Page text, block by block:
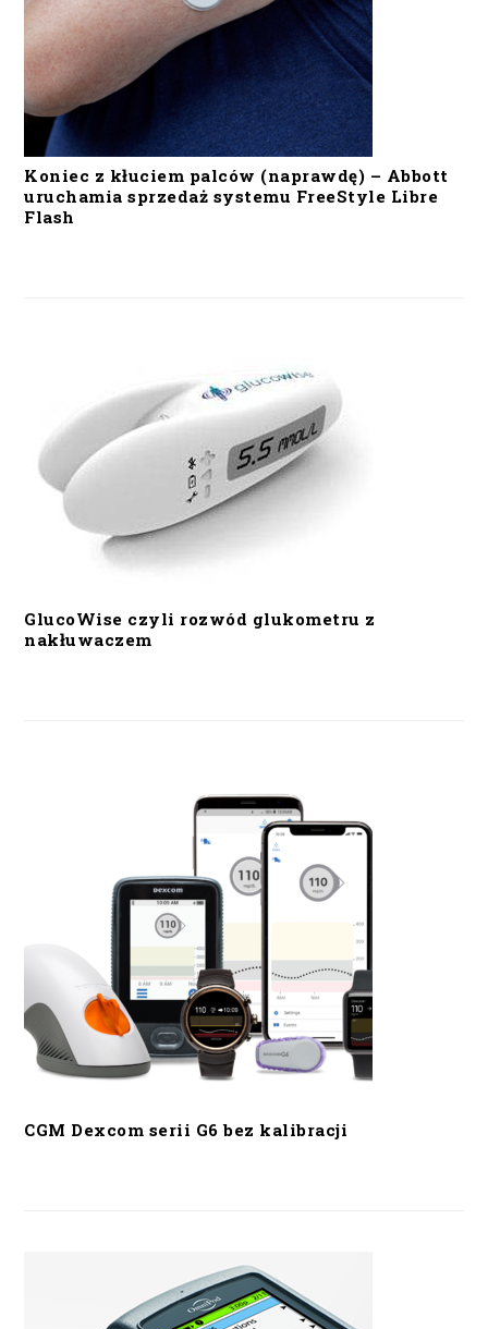
Koniec z kłuciem palców (naprawdę) – Abbott
uruchamia sprzedaż systemu FreeStyle Libre
Flash
GlucoWise czyli rozwód glukometru z
nakłuwaczem
CGM Dexcom serii G6 bez kalibracji